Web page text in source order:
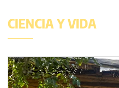
CIENCIA Y VIDA